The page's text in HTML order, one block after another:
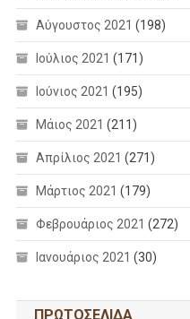
Αύγουστος 2021 (198)
Ιούλιος 2021 (171)
Ιούνιος 2021 (195)
Μάιος 2021 (211)
Απρίλιος 2021 (271)
Μάρτιος 2021 (179)
Φεβρουάριος 2021 (272)
Ιανουάριος 2021 (30)
ΠΡΩΤΟΣΕΛΙΔΑ